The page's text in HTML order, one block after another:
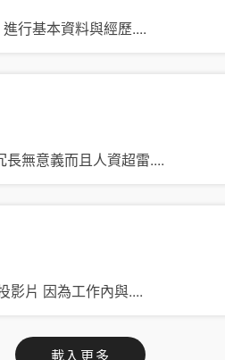
行基本資料與經歷....
無意義而且人資超雷....
影片 因為工作內與....
載入更多